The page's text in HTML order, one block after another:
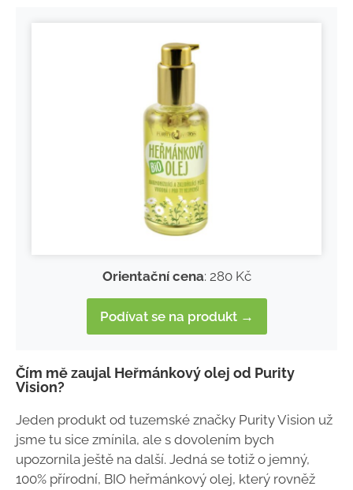
Orientační cena: 280 Kč
Podívat se na produkt →
Čím mě zaujal Heřmánkový olej od Purity
Vision?
Jeden produkt od tuzemské značky Purity Vision už
jsme tu sice zmínila, ale s dovolením bych
upozornila ještě na další. Jedná se totiž o jemný,
100% přírodní, BIO heřmánkový olej, který rovněž